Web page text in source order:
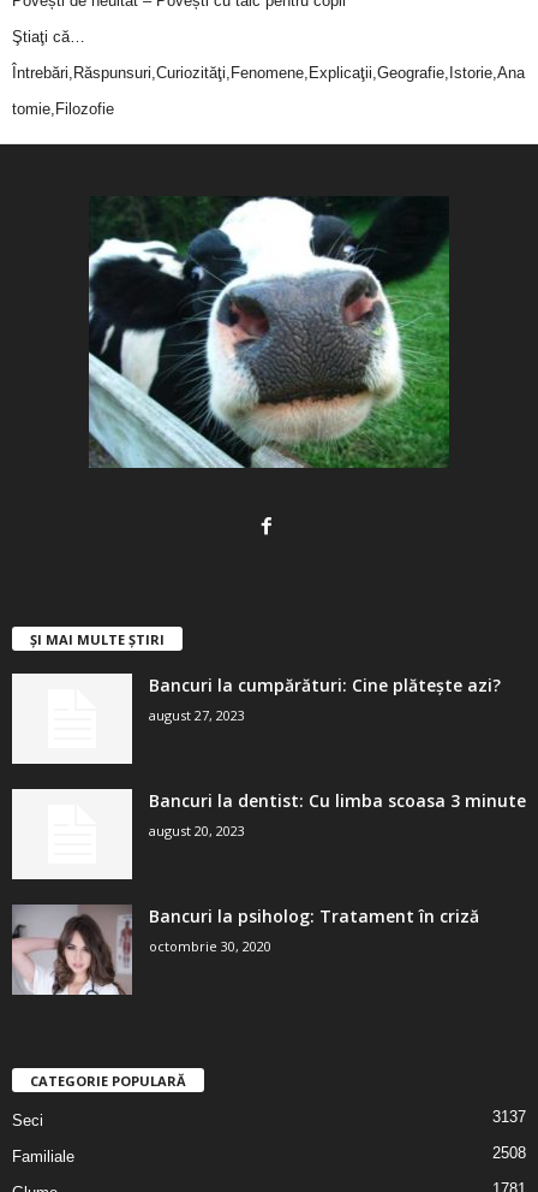
Ştiaţi că…
Întrebări,Răspunsuri,Curiozităţi,Fenomene,Explicaţii,Geografie,Istorie,Ana
tomie,Filozofie
ȘI MAI MULTE ȘTIRI
Bancuri la cumpărături: Cine plătește azi?
august 27, 2023
Bancuri la dentist: Cu limba scoasa 3 minute
august 20, 2023
Bancuri la psiholog: Tratament în criză
octombrie 30, 2020
CATEGORIE POPULARĂ
Seci 3137
Familiale 2508